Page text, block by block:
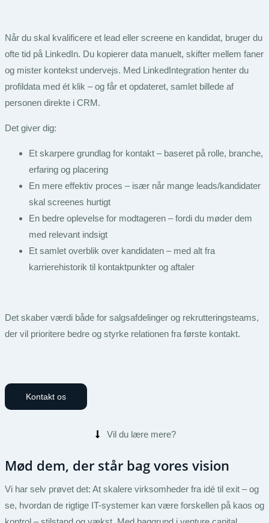
Når du skal kvalificere et lead eller screene en kandidat, bruger du
ofte tid på LinkedIn. Du kopierer data manuelt, skifter mellem faner
og mister kontekst undervejs. Med LinkedIntegration henter du
profildata med ét klik – og får et opdateret, samlet billede af
personen direkte i CRM.
Det giver dig:
Et skarpere grundlag for kontakt – baseret på rolle, branche,
erfaring og placering
En mere effektiv proces – især når mange leads/kandidater
skal screenes hurtigt
En bedre oplevelse for modtageren – fordi du møder dem
med relevant indsigt
Et samlet overblik over kandidaten – med alt fra
karrierehistorik til kontaktpunkter og aftaler
Det skaber værdi både for salgsafdelinger og rekrutteringsteams,
der vil prioritere bedre og styrke relationen fra første kontakt.
Kontakt os
Vil du lære mere?
Mød dem, der står bag vores vision
Vi har selv prøvet det: At skalere virksomheder fra idé til exit – og
se, hvordan de rigtige IT-systemer kan være forskellen på kaos og